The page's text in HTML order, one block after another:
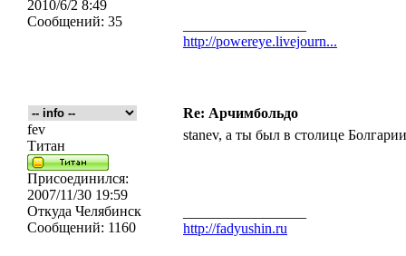
2010/6/2 8:49
Сообщений: 35
http://powereye.livejourn...
Re: Арчимбольдо
fev
Титан
Присоединился:
2007/11/30 19:59
Откуда Челябинск
Сообщений: 1160
stanev, а ты был в столице
http://fadyushin.ru